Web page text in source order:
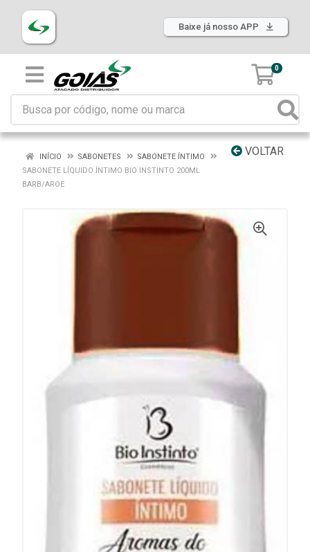
Baixe já nosso APP
0
VOLTAR
INÍCIO SABONETES
SABONETE ÍNTIMO
SABONETE LÍQUIDO ÍNTIMO BIO INSTINTO 200ML
BARB/AROE